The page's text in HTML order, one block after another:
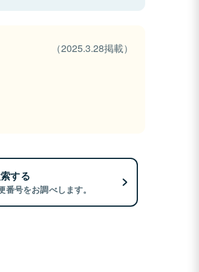
（2025.3.28掲載）
する
号をお調べします。